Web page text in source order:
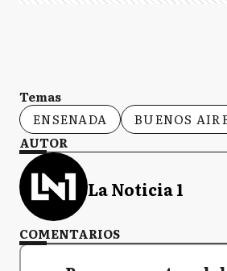
Temas
ENSENADA
BUENOS
AUTOR
La Noticia 1
COMENTARIOS